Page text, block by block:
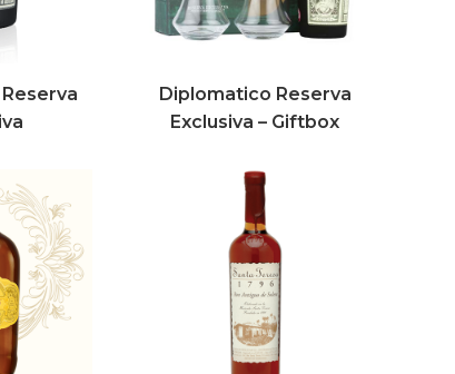
Diplomatico Reserva
Exclusiva – Giftbox